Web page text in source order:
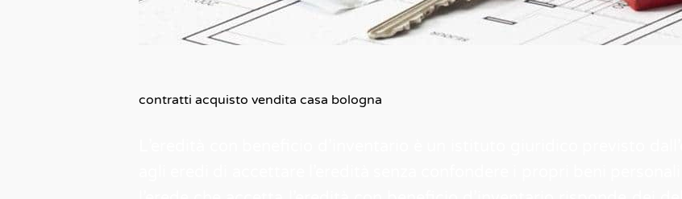
contratti acquisto vendita casa bologna